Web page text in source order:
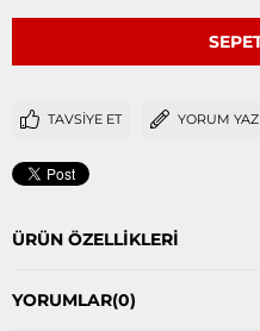
TAVSIYE ET YORUM YAZ
ÜRÜN ÖZELLIKLERI
YORUMLAR(0)